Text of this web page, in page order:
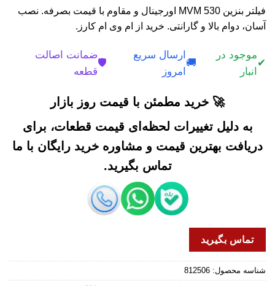
فیلتر بنزین MVM 530 اورجینال و مقاوم با قیمت بصرفه. نصب
آسان، دوام بالا و گارانتی. خرید از ام وی ام کارز.
✔
موجود در
انبار
🚚
ارسال سریع
امروز
🛡️
ضمانت اصالت
قطعه
🚀 خرید مطمئن با قیمت روز بازار
به دلیل تغییرات لحظه‌ای قیمت قطعات، برای
دریافت بهترین قیمت و مشاوره خرید رایگان با ما
تماس بگیرید.
تماس بگیرید
شناسه محصول: 812506